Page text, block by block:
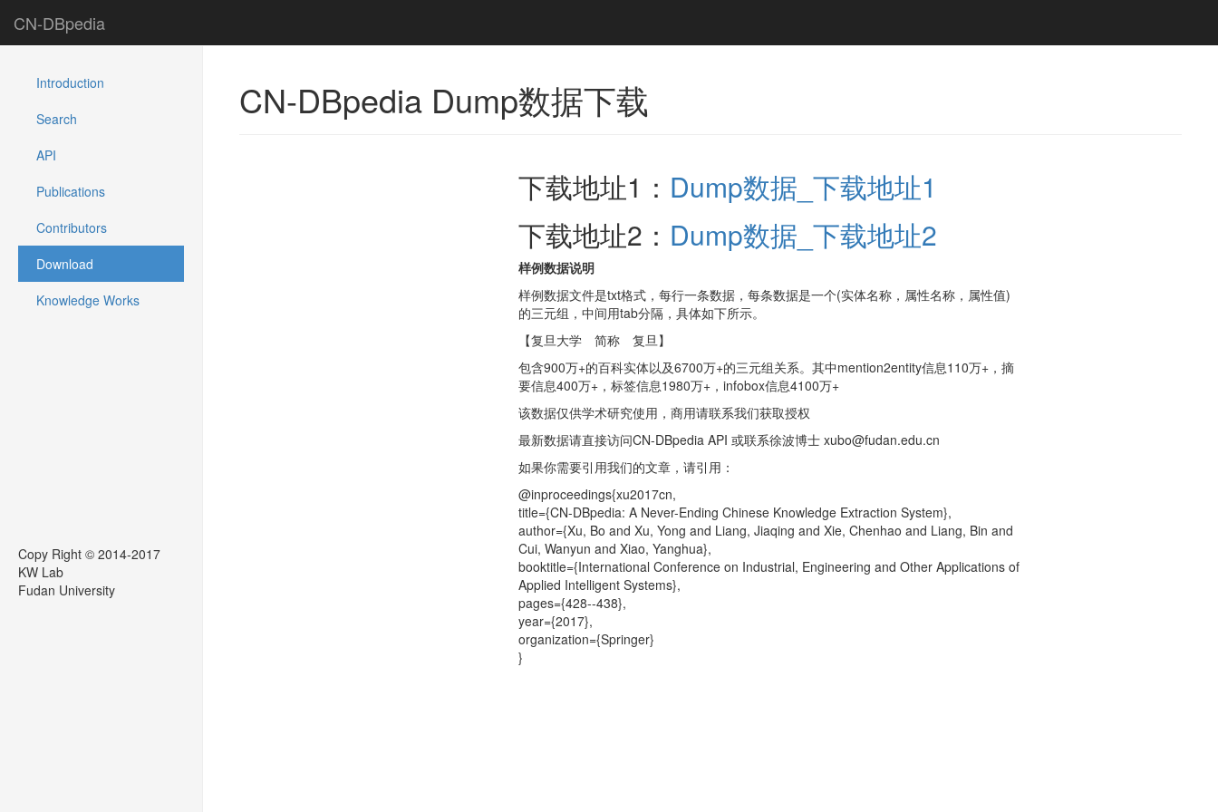
CN-DBpedia
Introduction
Search
API
Publications
Contributors
Download
Knowledge Works
Copy Right © 2014-2017
KW Lab
Fudan University
CN-DBpedia Dump数据下载
下载地址1： Dump数据_下载地址1
下载地址2： Dump数据_下载地址2
样例数据说明
样例数据文件是txt格式，每行一条数据，每条数据是一个(实体名称，属性名称，属性值)
的三元组，中间用tab分隔，具体如下所示。
【复旦大学 简称 复旦】
包含900万+的百科实体以及6700万+的三元组关系。其中mention2entity信息110万+，摘
要信息400万+，标签信息1980万+，infobox信息4100万+
该数据仅供学术研究使用，商用请联系我们获取授权
最新数据请直接访问CN-DBpedia API 或联系徐波博士 xubo@fudan.edu.cn
如果你需要引用我们的文章，请引用：
@inproceedings{xu2017cn,
title={CN-DBpedia: A Never-Ending Chinese Knowledge Extraction System},
author={Xu, Bo and Xu, Yong and Liang, Jiaqing and Xie, Chenhao and Liang, Bin and
Cui, Wanyun and Xiao, Yanghua},
booktitle={International Conference on Industrial, Engineering and Other Applications of
Applied Intelligent Systems},
pages={428--438},
year={2017},
organization={Springer}
}